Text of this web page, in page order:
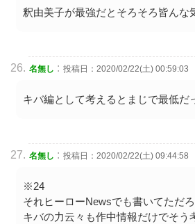
釈由美子が最強だとそろそろ皆んな
名無し : 投稿日：2020/02/22(土) 00:59:03
キバ編として考えるとまじで最低だ
名無し : 投稿日：2020/02/22(土) 09:44:58
※24
それヒーローNewsでも書いてただろ
キバの力云々も作中情報だけでそう